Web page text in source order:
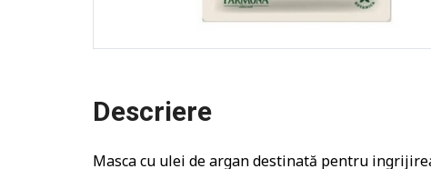
Descriere
Masca cu ulei de argan destinată pentru